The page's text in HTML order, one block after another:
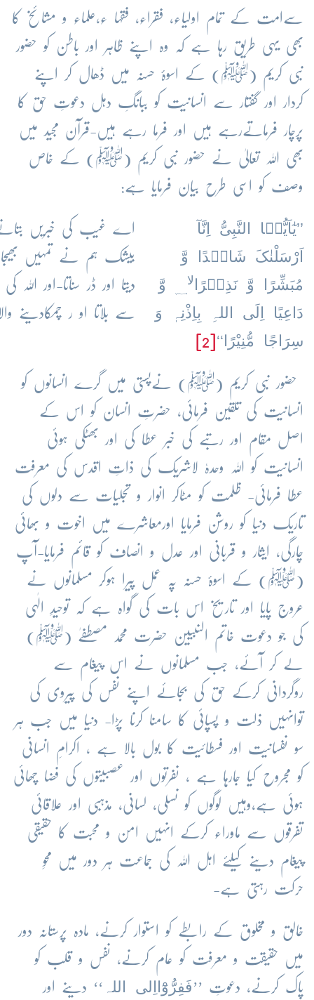
سےامت کے تمام اولیاء، فقراء، فقہا ء،علماء و مشائخ کا
بھی یہی طریق رہا ہے کہ وہ اپنے ظاہر اور باطن کو حضور
نبی کریم (ﷺ) کے اسوۂ حسنہ میں ڈھال کر اپنے
کردار اور گفتار سے انسانیت کو ببانگِ دہل دعوتِ حق کا
پرچار فرماتےرہے ہیں اور فرما رہے ہیں-قرآن مجید میں
بھی اللہ تعالیٰ نے حضور نبی کریم (ﷺ) کے خاص
وصف کو اسی طرح بیان فرمایا ہے:
’’یٰٓاَیُّہَا النَّبِیُّ اِنَّآ
اَرْسَلْنٰکَ شَاہِدًا وَّ
مُبَشِّرًا وَّ نَذِیۡرًا لا
وَّ
دَاعِیًا اِلَی اللہِ بِاِذْنِہٖ وَ
سِرَاجًا مُّنِیْرًا‘‘
اے غیب کی خبریں
بیشک ہم نے تمہیں بھیجا
دیتا اور ڈر سناتا-اور
سے بلاتا او ر چمکادینے
حضور نبی کریم (ﷺ) نےپستی میں گرے انسانوں کو
انسانیت کی تلقین فرمائی، حضرتِ انسان کو اس کے
اصل مقام اور رتبے کی خبر عطا کی اور بھٹکی ہوئی
انسانیت کو اللہ وحدہٗ لاشریک کی ذاتِ اقدس کی معرفت
عطا فرمائی- ظلمت کو مٹاکر انوار و تجلیات سے دلوں کی
تاریک دنیا کو روشن فرمایا اورمعاشرے میں اخوت و بھائی
چارگی، ایثار و قربانی اور عدل و انصاف کو قائم فرمایا-آپ
(ﷺ) کے اسوۂ حسنہ پہ عمل پیرا ہوکر مسلمانوں نے
عروج پایا اور تاریخ اس بات کی گواہ ہے کہ توحیدِ الٰہی
کی جو دعوت خاتم النبیین حضرت محمد مصطفےٰ (ﷺ)
لے کر آئے، جب مسلمانوں نے اس پیغام سے
روگردانی کرکے حق کی بجائے اپنے نفس کی پیروی کی
توانہیں ذلت و پسپائی کا سامنا کرنا پڑا- دنیا میں جب ہر
سو نفسانیت اور فسطائیت کا بول بالا ہے ، اکرامِ انسانی
کو مجروح کیا جارہا ہے ، نفرتوں اور عصبیتوں کی فضا چھائی
ہوئی ہے،وہیں لوگوں کو نسلی، لسانی، مذہبی اور علاقائی
تفرقوں سے ماوراء کرکے انہیں امن و محبت کا حقیقی
پیغام دینے کیلئے اہل اللہ کی جماعت ہر دور میں محوِ
حرکت رہتی ہے-
خالق و مخلوق کے رابطے کو استوار کرنے، مادہ پرستانہ دور
میں حقیقت و معرفت کو عام کرنے، نفس و قلب کو
پاک کرنے، دعوتِ ’’ فَفِرُّوْٓااِلی اللہ ‘‘ دینے اور